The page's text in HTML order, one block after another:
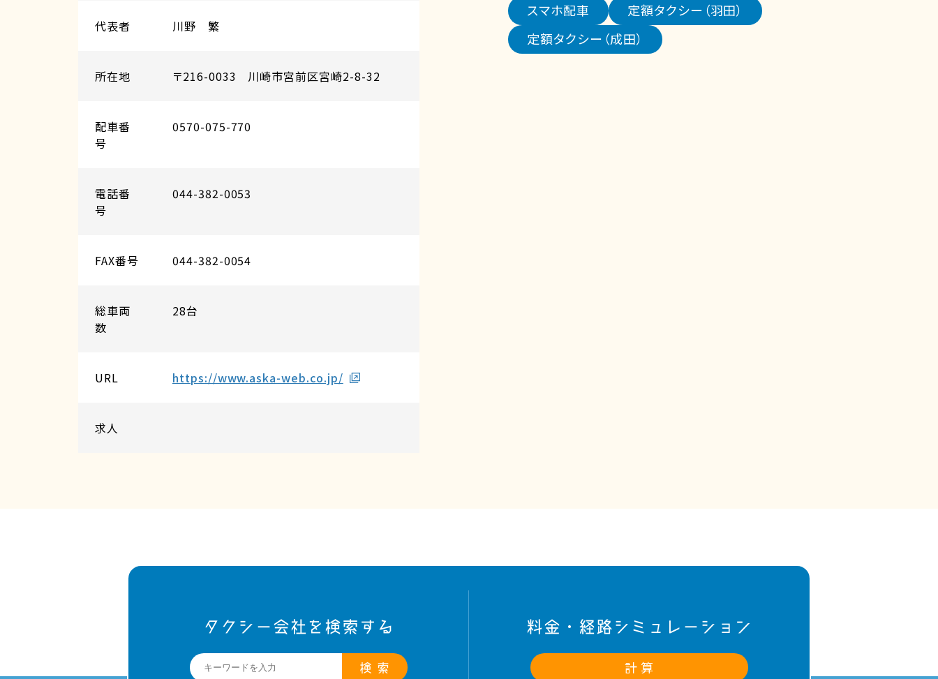
代表者 川野 繁
所在地 〒216-0033 川崎市宮前区宮崎2-8-32
配車番
号
0570-075-770
電話番
号
044-382-0053
FAX番号 044-382-0054
総車両
数
28台
URL https://www.aska-web.co.jp/
求人
スマホ配車
定額タクシー（羽田）
定額タクシー（成田）
タクシー会社を検索する
検 索
料金・経路シミュレーション
計 算